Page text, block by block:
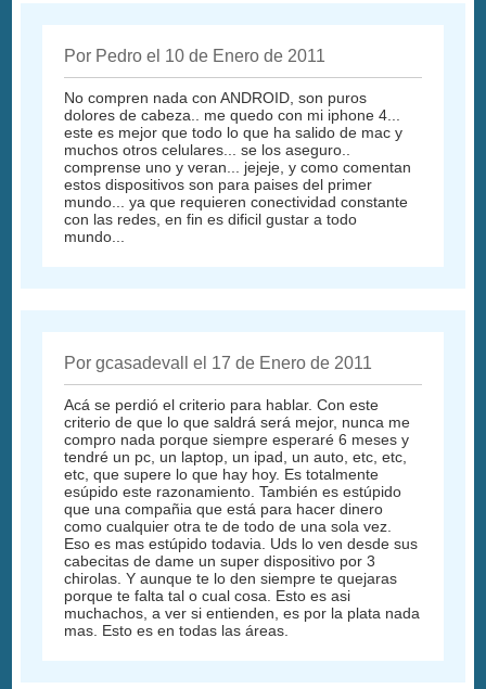
Por Pedro el 10 de Enero de 2011
No compren nada con ANDROID, son puros
dolores de cabeza.. me quedo con mi iphone 4...
este es mejor que todo lo que ha salido de mac y
muchos otros celulares... se los aseguro..
comprense uno y veran... jejeje, y como comentan
estos dispositivos son para paises del primer
mundo... ya que requieren conectividad constante
con las redes, en fin es dificil gustar a todo
mundo...
Por gcasadevall el 17 de Enero de 2011
Acá se perdió el criterio para hablar. Con este
criterio de que lo que saldrá será mejor, nunca me
compro nada porque siempre esperaré 6 meses y
tendré un pc, un laptop, un ipad, un auto, etc, etc,
etc, que supere lo que hay hoy. Es totalmente
esúpido este razonamiento. También es estúpido
que una compañia que está para hacer dinero
como cualquier otra te de todo de una sola vez.
Eso es mas estúpido todavia. Uds lo ven desde sus
cabecitas de dame un super dispositivo por 3
chirolas. Y aunque te lo den siempre te quejaras
porque te falta tal o cual cosa. Esto es asi
muchachos, a ver si entienden, es por la plata nada
mas. Esto es en todas las áreas.